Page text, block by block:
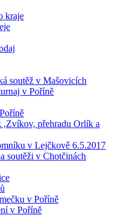
kraje
soutěž v Mašovicích
v Poříně
přehradu Orlík a
v Lejčkově 6.5.2017
soutěži v Chotčinách
v Poříně
v Poříně